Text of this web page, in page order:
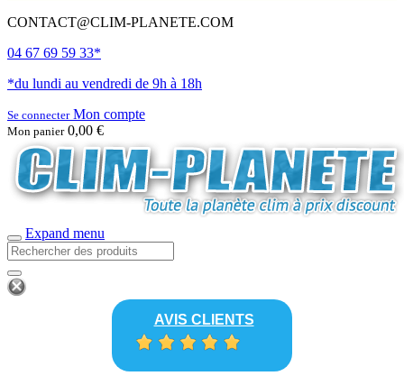
CONTACT@CLIM-PLANETE.COM
04 67 69 59 33*
*du lundi au vendredi de 9h à 18h
Se connecterMon compte
Mon panier 0,00 €
Expand menu
AVIS CLIENTS